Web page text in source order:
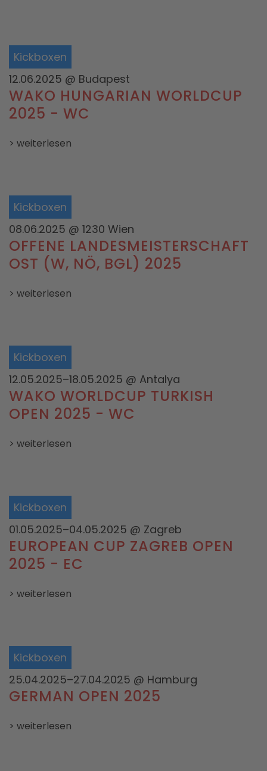
Kickboxen
12.06.2025 @ Budapest
WAKO HUNGARIAN WORLDCUP
2025 - WC
> weiterlesen
Kickboxen
08.06.2025 @ 1230 Wien
OFFENE LANDESMEISTERSCHAFT
OST (W, NÖ, BGL) 2025
> weiterlesen
Kickboxen
12.05.2025–18.05.2025 @ Antalya
WAKO WORLDCUP TURKISH
OPEN 2025 - WC
> weiterlesen
Kickboxen
01.05.2025–04.05.2025 @ Zagreb
EUROPEAN CUP ZAGREB OPEN
2025 - EC
> weiterlesen
Kickboxen
25.04.2025–27.04.2025 @ Hamburg
GERMAN OPEN 2025
> weiterlesen